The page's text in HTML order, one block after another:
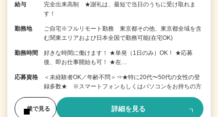
給与
完全出来高制 ★謝礼は、最短で当日のうちに受け取れま
す！
勤務地
ご自宅※フルリモート勤務 東京都その他、東京都全域を含
む関東エリアおよび日本全国で勤務可能(在宅OK)
勤務時間
好きな時間に働けます！ ★単発（1日のみ）OK！ ★応募
後、即お仕事開始も可！ ★在…
応募資格
＜未経験者OK／年齢不問＞⇒★特に20代〜50代の女性の登
録多数★ ※スマートフォンもしくはパソコンをお持ちの方
後で見る 詳細を見る